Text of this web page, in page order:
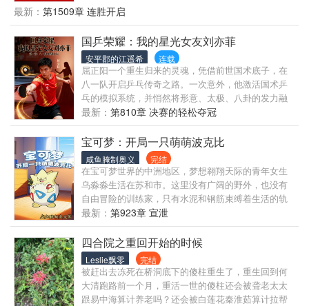
能延续职业生涯，你们必须把蔡请到湖人队来，不然
我就加入火箭队！ 艾弗森：神奇的蔡就是我的再生父
母，为了他我愿意免费为火箭队打球！ 詹姆斯：天
呐！你们敢相信？火箭队的球员们在背靠背的第四节
还能这么的生龙活虎？ 库里：蔡就是我的神！ 杜兰
特：我狠那个神一样的男人，但是如果有可能，我愿
意为他打球！ 哈登：没有蔡，就没有我的今天，我愿
意为他倾尽所有！
最新： 第1509章 连胜开启
国乒荣耀：我的星光女友刘亦菲
安平郡的江遥希 连载
屈正阳一个重生归来的灵魂，凭借前世国术底子，在
八一队开启乒乓传奇之路。一次意外，他激活国术乒
乓的模拟系统，并悄然将形意、太极、八卦的发力融
入球技，开创了无敌之路。 飞往国际赛场的航班上，
他与国民女神刘亦菲邻座。一次颠簸，一场邂逅，两
颗孤独的灵魂找到了依靠，万米高空牵起一生情缘。
从此，他是赛场上为国争光的“太极刺客”，也是娱乐圈
惊艳众人的跨界奇才。炒股、投资，他悄然构建商业
帝国，成为她最坚实的后盾。 当他在奥运庆功宴上为
她深情献唱，当网友惊呼“国家队屈正阳还有什么是不
会的吗？”——这段体育与娱乐交织的璀璨人生，早已
无双。
最新： 第810章 决赛的轻松夺冠
宝可梦：开局一只萌萌波克比
咸鱼腌制奥义 完结
在宝可梦世界的中洲地区，梦想翱翔天际的青年女生
乌淼淼生活在苏和市。这里没有广阔的野外，也没有
自由冒险的训练家，只有水泥和钢筋束缚着生活的轨
迹。她的人生看似早已被规划：毕业、工作、平凡如
水的一生。 但命运总会在不经意间掀起波澜。一个契
机让从小到大从没接触过宝可梦对战的乌淼淼踏上了
一场不曾想象的旅途，与志同道合的伙伴们一同对抗
困境，挑战未知，追逐那片她从小仰望的苍穹之蓝。
从一个莽撞懵懂的普通女孩，到站在巅峰对战舞台上
的顶级训练家，苍穹之巅，谁能阻挡她的飞翔？
最新： 第923章 宣泄
四合院之重回开始的时候
Leslie飘零 完结
被赶出去冻死在桥洞底下的傻柱重生了，重生回到何
大清跑路前一个月，重活一世的傻柱还会被聋老太太
跟易中海算计养老吗？还会被白莲花秦淮茹算计拉帮